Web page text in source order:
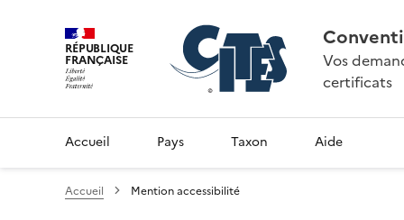
RÉPUBLIQUE
FRANÇAISE
Vos
certificats
Accueil Pays Taxon Aide
Accueil Mention accessibilité